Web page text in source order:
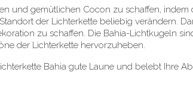
und gemütlichen Cocon zu schaffen, indem
der Lichterkette beliebig verändern.
zu schaffen. Die Bahia-Lichtkugeln
der Lichterkette hervorzuheben.
Bahia gute Laune und belebt Ihre